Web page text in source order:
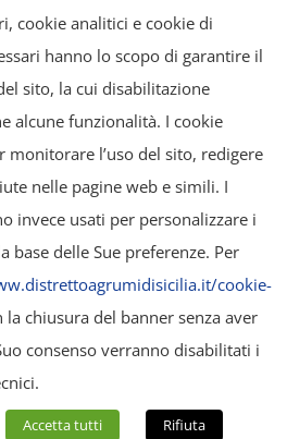
di questa pagina (i testi, le immagini, la
del "Distretto Produttivo Agrumi di
d’autore. È pertanto vietato copiarli,
distribuirli, anche soltanto in
su questo sito, disponibili gratuitamente
esclusivamente per uso personale.
sempre gratuitamente e senza alcun fine
layout), mantenendo chiaramente
di Sicilia" come titolare del contenuto. Ogni
secondo la normativa vigente.
cookie analitici e cookie di
hanno lo scopo di garantire il
sito, la cui disabilitazione
alcune funzionalità. I cookie
l’uso del sito, redigere
nelle pagine web e simili. I
invece usati per personalizzare i
delle Sue preferenze. Per
cookie-
la chiusura del banner senza aver
consenso verranno disabilitati i
Accetta tutti Rifiuta